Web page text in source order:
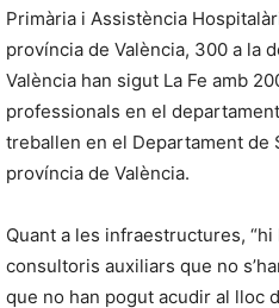
Primària i Assistència
província de València, 300 a la
València han sigut La Fe amb
professionals en el
treballen en el Departament de
província de València.
Quant a les infraestructures,
consultoris auxiliars que no
que no han pogut acudir al lloc